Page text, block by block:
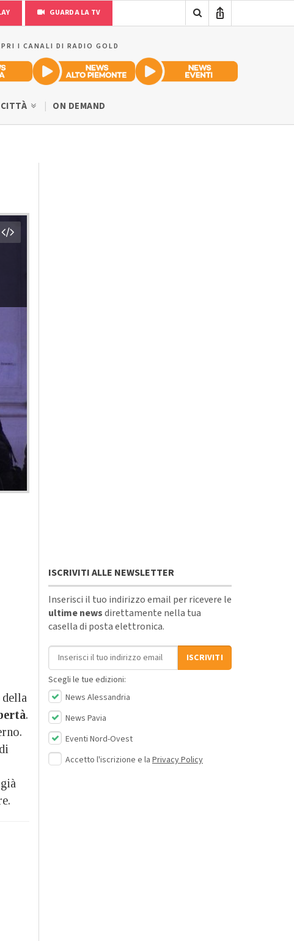
GUARDA LA TV
I CANALI DI RADIO GOLD
CITTÀ ON DEMAND
.
ISCRIVITI ALLE NEWSLETTER
Inserisci il tuo indirizzo email per ricevere le
ultime newsdirettamente nella tua
casella di posta elettronica.
Indirizzo email
ISCRIVITI
Scegli le tue edizioni:
News Alessandria
News Pavia
Eventi Nord-Ovest
Accetto l'iscrizione e la Privacy Policy